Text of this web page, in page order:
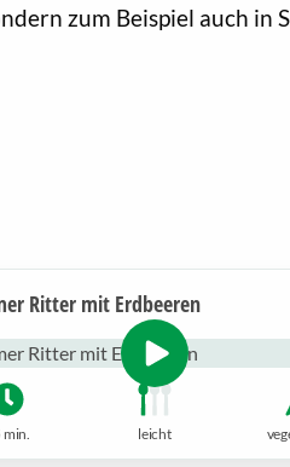
zum Beispiel auch in
Ritter mit Erdbeeren
leicht